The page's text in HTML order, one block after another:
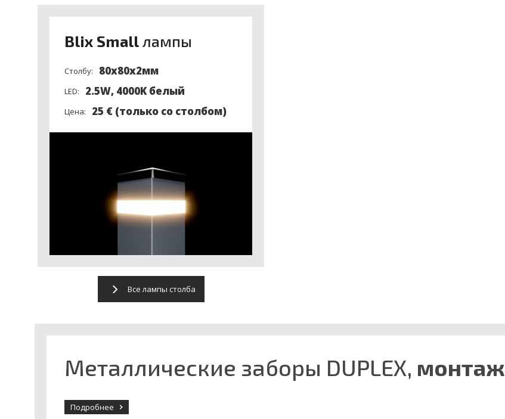
Blix Small лампы
Столбу: 80x80x2мм
LED: 2.5W, 4000K белый
Цена: 25 € (только со столбом)
Все лампы столба
Meталлические заборы DUPLEX, монтаж
Подробнее